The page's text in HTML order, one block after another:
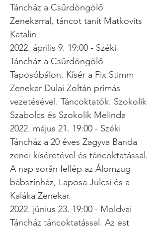
Táncház a Csűrdöngölő
Zenekarral, táncot tanít Matkovits
Katalin
2022. április 9. 19:00 - Széki
Táncház a Csűrdöngölő
Taposóbálon. Kísér a Fix Stimm
Zenekar Dulai Zoltán prímás
vezetésével. Táncoktatók: Szokolik
Szabolcs és Szokolik Melinda
2022. május 21. 19:00 - Széki
Táncház a 20 éves Zagyva Banda
zenei kíséretével és táncoktatással.
A nap során fellép az Álomzug
bábszínház, Laposa Julcsi és a
Kaláka Zenekar.
2022. június 23. 19:00 - Moldvai
Táncház táncoktatással. Az est